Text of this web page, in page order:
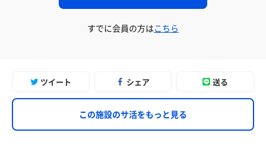
すでに会員の方はこちら
ツイート シェア 送る
この施設のサ活をもっと見る